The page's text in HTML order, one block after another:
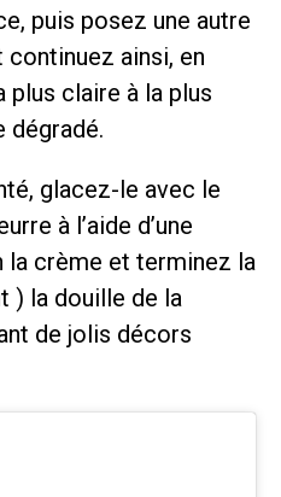
puis posez une autre
ainsi, en
plus claire à la plus
dégradé.
glacez-le avec le
à l’aide d’une
la crème et terminez la
) la douille de la
de jolis décors